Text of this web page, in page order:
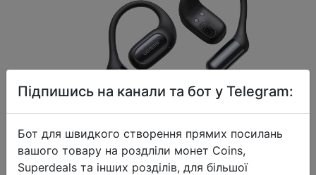
Підпишись на канали та бот у Telegram:
Бот для швидкого створення прямих посилань
вашого товару на роздліли монет Coins,
Superdeals та інших розділів, для більшої